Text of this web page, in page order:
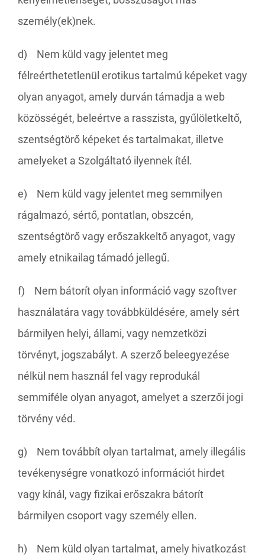
személy(ek)nek.
d) Nem küld vagy jelentet meg
félreérthetetlenül erotikus tartalmú képeket vagy
olyan anyagot, amely durván támadja a web
közösségét, beleértve a rasszista, gyűlöletkeltő,
szentségtörő képeket és tartalmakat, illetve
amelyeket a Szolgáltató ilyennek ítél.
e) Nem küld vagy jelentet meg semmilyen
rágalmazó, sértő, pontatlan, obszcén,
szentségtörő vagy erőszakkeltő anyagot, vagy
amely etnikailag támadó jellegű.
f) Nem bátorít olyan információ vagy szoftver
használatára vagy továbbküldésére, amely sért
bármilyen helyi, állami, vagy nemzetközi
törvényt, jogszabályt. A szerző beleegyezése
nélkül nem használ fel vagy reprodukál
semmiféle olyan anyagot, amelyet a szerzői jogi
törvény véd.
g) Nem továbbít olyan tartalmat, amely illegális
tevékenységre vonatkozó információt hirdet
vagy kínál, vagy fizikai erőszakra bátorít
bármilyen csoport vagy személy ellen.
h) Nem küld olyan tartalmat, amely hivatkozást